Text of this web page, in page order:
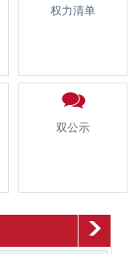
权力清单
双公示